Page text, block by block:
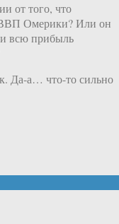
от того, что
Омерики? Или он
всю прибыль
Да-а… что-то сильно